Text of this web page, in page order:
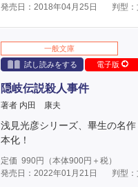
発売日：2018年04月25日
判型：
一般文庫
試し読みをする
電子版
隠岐伝説殺人事件
著者 内田 康夫
浅見光彦シリーズ、畢生の名
本化！
定価 990円（本体900円＋税）
発売日：2022年01月21日
判型：